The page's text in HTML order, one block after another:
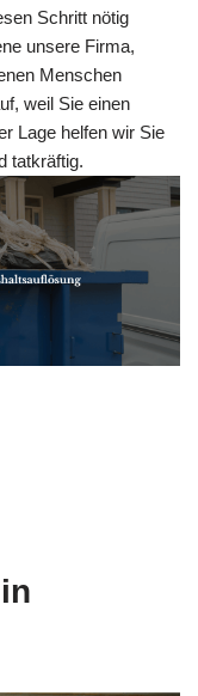
Schritt nötig
unsere Firma,
Menschen
weil Sie einen
Lage helfen wir Sie
tatkräftig.